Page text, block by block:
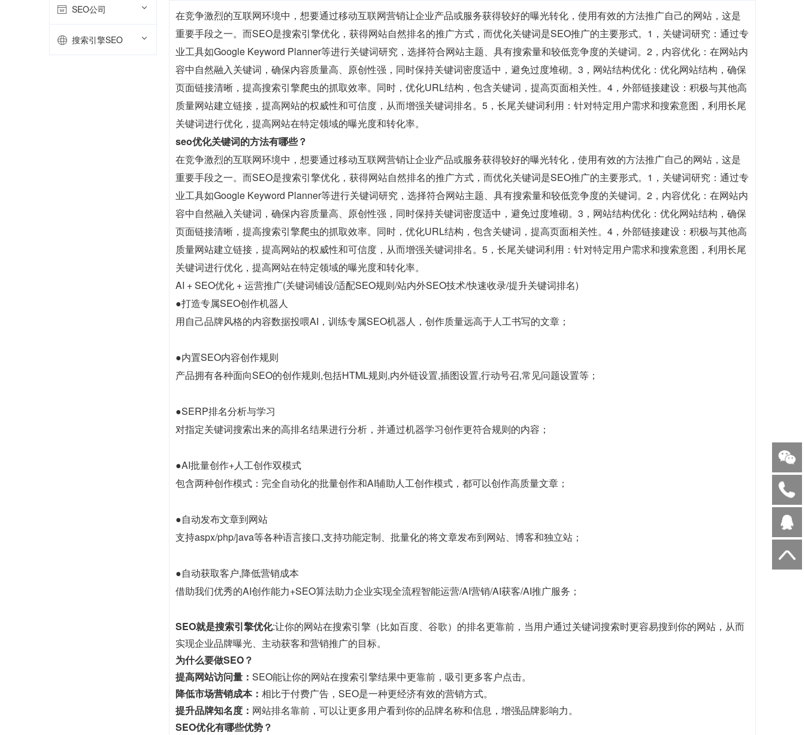
SEO公司
搜索引擎SEO
在竞争激烈的互联网环境中，想要通过移动互联网营销让企业产品或服务获得较好的曝光转化，使用有效的方法推广自己的网站，这是
重要手段之一。而SEO是搜索引擎优化，获得网站自然排名的推广方式，而优化关键词是SEO推广的主要形式。1，关键词研究：通过专
业工具如Google Keyword Planner等进行关键词研究，选择符合网站主题、具有搜索量和较低竞争度的关键词。2，内容优化：在网站内
容中自然融入关键词，确保内容质量高、原创性强，同时保持关键词密度适中，避免过度堆砌。3，网站结构优化：优化网站结构，确保
页面链接清晰，提高搜索引擎爬虫的抓取效率。同时，优化URL结构，包含关键词，提高页面相关性。4，外部链接建设：积极与其他高
质量网站建立链接，提高网站的权威性和可信度，从而增强关键词排名。5，长尾关键词利用：针对特定用户需求和搜索意图，利用长尾
关键词进行优化，提高网站在特定领域的曝光度和转化率。
seo优化关键词的方法有哪些？
在竞争激烈的互联网环境中，想要通过移动互联网营销让企业产品或服务获得较好的曝光转化，使用有效的方法推广自己的网站，这是
重要手段之一。而SEO是搜索引擎优化，获得网站自然排名的推广方式，而优化关键词是SEO推广的主要形式。1，关键词研究：通过专
业工具如Google Keyword Planner等进行关键词研究，选择符合网站主题、具有搜索量和较低竞争度的关键词。2，内容优化：在网站内
容中自然融入关键词，确保内容质量高、原创性强，同时保持关键词密度适中，避免过度堆砌。3，网站结构优化：优化网站结构，确保
页面链接清晰，提高搜索引擎爬虫的抓取效率。同时，优化URL结构，包含关键词，提高页面相关性。4，外部链接建设：积极与其他高
质量网站建立链接，提高网站的权威性和可信度，从而增强关键词排名。5，长尾关键词利用：针对特定用户需求和搜索意图，利用长尾
关键词进行优化，提高网站在特定领域的曝光度和转化率。
AI + SEO优化 + 运营推广(关键词铺设/适配SEO规则/站内外SEO技术/快速收录/提升关键词排名)
●打造专属SEO创作机器人
用自己品牌风格的内容数据投喂AI，训练专属SEO机器人，创作质量远高于人工书写的文章；
●内置SEO内容创作规则
产品拥有各种面向SEO的创作规则,包括HTML规则,内外链设置,插图设置,行动号召,常见问题设置等；
●SERP排名分析与学习
对指定关键词搜索出来的高排名结果进行分析，并通过机器学习创作更符合规则的内容；
●AI批量创作+人工创作双模式
包含两种创作模式：完全自动化的批量创作和AI辅助人工创作模式，都可以创作高质量文章；
●自动发布文章到网站
支持aspx/php/java等各种语言接口,支持功能定制、批量化的将文章发布到网站、博客和独立站；
●自动获取客户,降低营销成本
借助我们优秀的AI创作能力+SEO算法助力企业实现全流程智能运营/AI营销/AI获客/AI推广服务；
SEO就是搜索引擎优化:让你的网站在搜索引擎（比如百度、谷歌）的排名更靠前，当用户通过关键词搜索时更容易搜到你的网站，从而
实现企业品牌曝光、主动获客和营销推广的目标。
为什么要做SEO？
提高网站访问量： SEO能让你的网站在搜索引擎结果中更靠前，吸引更多客户点击。
降低市场营销成本： 相比于付费广告，SEO是一种更经济有效的营销方式。
提升品牌知名度： 网站排名靠前，可以让更多用户看到你的品牌名称和信息，增强品牌影响力。
SEO优化有哪些优势？